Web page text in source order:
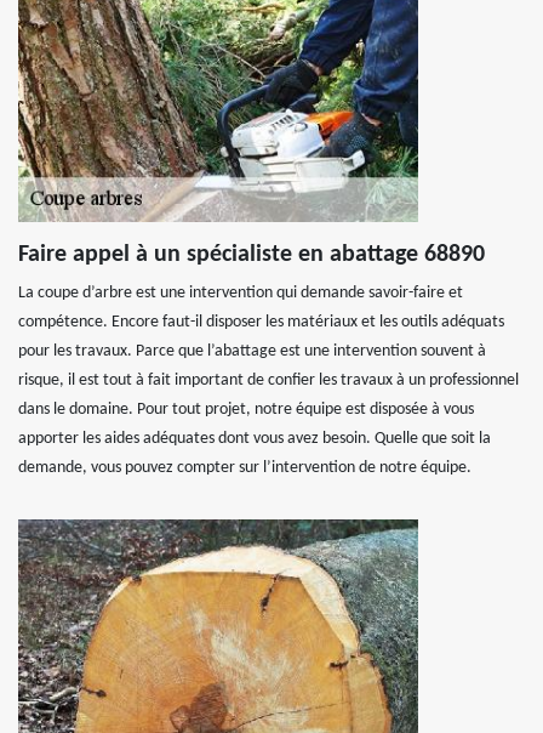
Faire appel à un spécialiste en abattage 68890
La coupe d’arbre est une intervention qui demande savoir-faire et
compétence. Encore faut-il disposer les matériaux et les outils adéquats
pour les travaux. Parce que l’abattage est une intervention souvent à
risque, il est tout à fait important de confier les travaux à un professionnel
dans le domaine. Pour tout projet, notre équipe est disposée à vous
apporter les aides adéquates dont vous avez besoin. Quelle que soit la
demande, vous pouvez compter sur l’intervention de notre équipe.